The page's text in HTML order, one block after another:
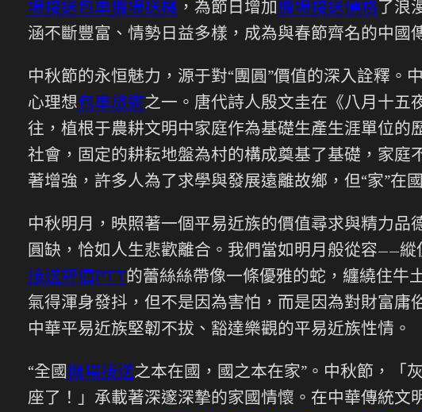
場接送包車機場送機 ，為節日增加機場接送價格 了浪
涵不斷豐富、情勢日益多樣，成為與春節齊名的中國
中秋節的永恒魅力，源于對“團圓”價值的深入詮釋。
心理想包車旅遊之一。唐代詩人殷文圭在《八月十五
往，植根于農耕文明中家庭作為基礎生產生涯單位
社會，固定的耕耘地盤為村的構成奠基了基礎，家
著增強，許多人為了求學與發展遠離故鄉，但“家”在
中秋明月，映照著一個平易近族的價值尋求與精力
圓缺，恰如人生悲歡離合。我們當如明月般從容——縱
接送評價PTT的蕾絲絲帶像一條優雅的蛇，纏繞住牛
氣得渾身發抖，但不是因為害怕，而是因為對財富庸
中華平易近族堅韌不拔、豁達樂觀的平易近族性情。
“全國機場接送之本在國，國之本在家”。中秋節，「
座了！」承載著深邃深摯的家國情懷。在中華傳統文